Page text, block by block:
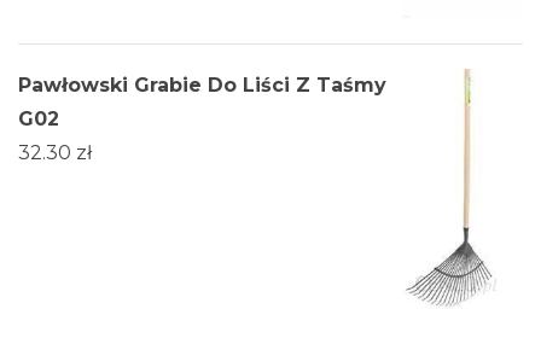
Pawłowski Grabie Do Liści Z Taśmy
G02
32.30 zł